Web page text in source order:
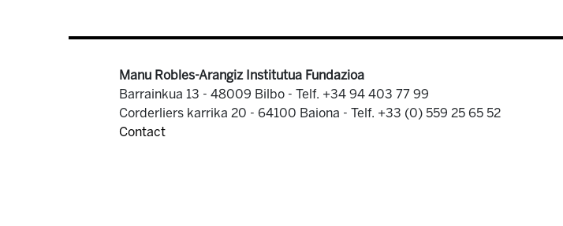
Manu Robles-Arangiz Institutua Fundazioa
Barrainkua 13 - 48009 Bilbo - Telf. +34 94 403 77 99
Corderliers karrika 20 - 64100 Baiona - Telf. +33 (0) 559 25 65 52
Contact